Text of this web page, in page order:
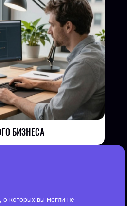
БИЗНЕСА
о которых вы могли не